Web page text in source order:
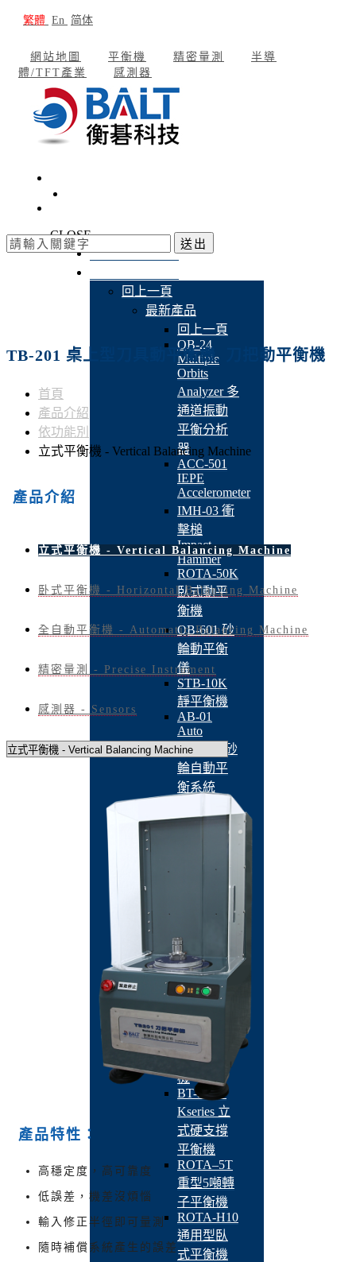
繁體 En 简体
網站地圖 平衡機 精密量測
半導
體/TFT產業
感測器
CLOSE
公司簡介
回上一頁
最新產品
回上一頁
OB-24
Multiple
Orbits
Analyzer 多
通道振動
平衡分析
器
ACC-501
IEPE
Accelerometer
IMH-03 衝
擊槌
Impact
Hammer
ROTA-50K
臥式動平
衡機
QB-601 砂
輪動平衡
儀
STB-10K
靜平衡機
AB-01
Auto
Balancer 砂
輪自動平
衡系統
QBM-301-
HMI 線上
02K1A 非
接觸式徑
量機
ARO-02 非
接觸式偏
擺測試機
BT-3600-
K2 主動式
風扇平衡
機
BT-3600-
Kseries 立
式硬支撐
平衡機
ROTA–5T
重型5噸轉
子平衡機
ROTA-H10
通用型臥
式平衡機
送出
TB-201 桌上型刀具動平衡機, 刀把動平衡機
首頁
產品介紹
依功能別
立式平衡機 - Vertical Balancing Machine
產品介紹
立式平衡機 - Vertical Balancing Machine
卧式平衡機 - Horizontal Balancing Machine
全自動平衡機 - Automatic Balancing Machine
精密量測 - Precise Instrument
感測器 - Sensors
產品特性：
高穩定度，高可靠度
低誤差，機差沒煩惱
輸入修正半徑即可量測
隨時補償系統產生的誤差